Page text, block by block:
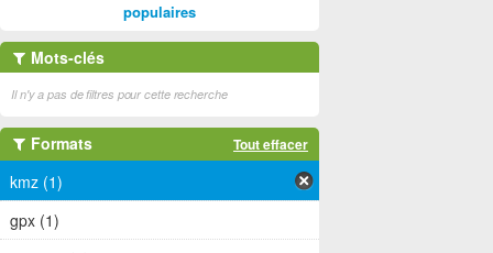
populaires
Mots-clés
Il n'y a pas de filtres pour cette recherche
Formats Tout effacer
kmz (1)
gpx (1)